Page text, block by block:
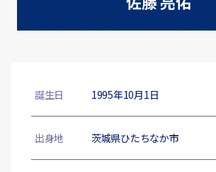
誕生日 1995年10月1日
出身地 茨城県ひたちなか市